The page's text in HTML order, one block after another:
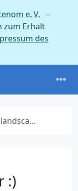
e. V. –
zum Erhalt
des
this year :)
:)